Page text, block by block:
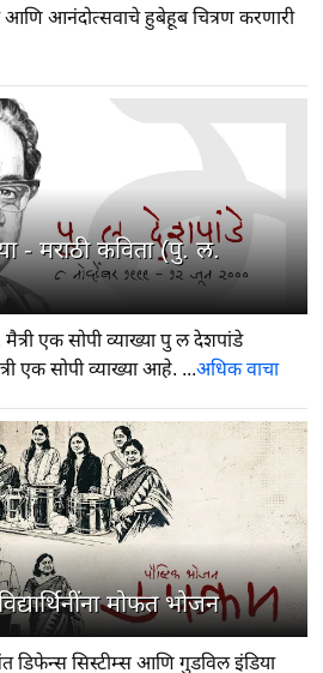
आनंदोत्सवाचे हुबेहूब चित्रण करणारी
- मराठी कविता (पु. ल.
एक सोपी व्याख्या पु ल देशपांडे
एक सोपी व्याख्या आहे. ...अधिक वाचा
मोफत भोजन
डिफेन्स सिस्टीम्स आणि गुडविल इंडिया